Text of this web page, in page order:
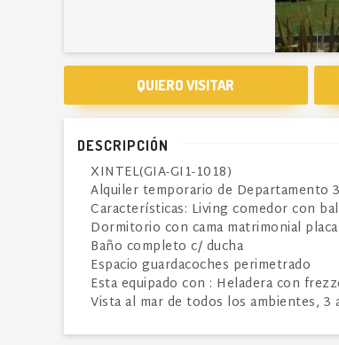
QUIERO VISITAR
DESCRIPCIÓN
XINTEL(GIA-GI1-1018)
Alquiler temporario de Departamento
Características: Living comedor con
Dormitorio con cama matrimonial
Baño completo c/ ducha
Espacio guardacoches perimetrado
Esta equipado con : Heladera con
Vista al mar de todos los ambientes, 3